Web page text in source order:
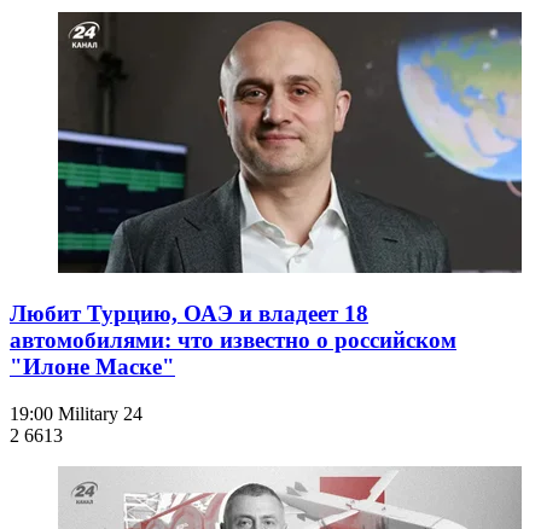
Любит Турцию, ОАЭ и владеет 18
автомобилями: что известно о российском
"Илоне Маске"
19:00 Military 24
2 6613